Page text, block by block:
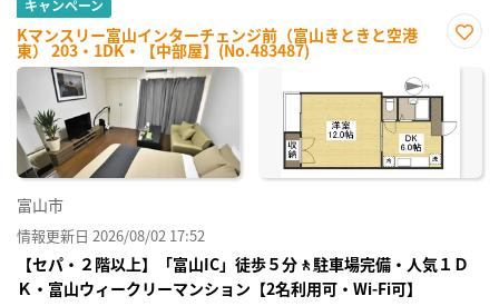
キャンペーン
Kマンスリー富山インターチェンジ前（富山きときと空港
東） 203・1DK・【中部屋】(No.483487)
に入
富山市
情報更新日 2026/08/02 17:52
【セパ・２階以上】「富山IC」徒歩５分🚶駐車場完備・人気１Ｄ
Ｋ・富山ウィークリーマンション【2名利用可・Wi-Fi可】